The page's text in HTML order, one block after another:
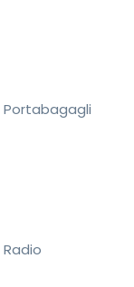
Portabagagli
Radio